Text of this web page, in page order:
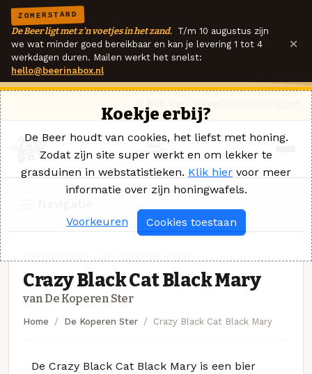
ZOMERSTAND
De Beer ligt met z'n voetjes in het zand. T/m 10 augustus zijn
we wat minder goed bereikbaar en kan je levering 1 tot 4
werkdagen duren. Mailen werkt het snelst:
hello@beerinabox.nl
×
Crazy Black Cat Black Mary
van De Koperen Ster
Home De Koperen Ster Crazy Black Cat Black Mary
De Crazy Black Cat Black Mary is een bier
Koekje erbij?
De Beer houdt van cookies, het liefst met honing.
Zodat zijn site super werkt en om lekker te
grasduinen in webstatistieken. Klik hier voor meer
informatie over zijn honingwafels.
Voorkeuren Cookies toestaan